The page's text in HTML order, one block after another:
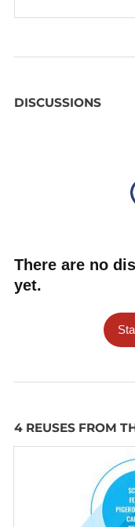
DISCUSSIONS
There are no
yet.
4 REUSES FROM